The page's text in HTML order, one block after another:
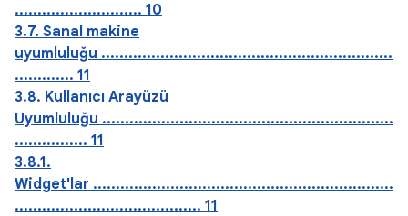
............................ 10
3.7. Sanal makine
uyumluluğu ................................................................
............. 11
3.8. Kullanıcı Arayüzü
Uyumluluğu ................................................................
................ 11
3.8.1.
Widget'lar ..................................................................
......................................... 11